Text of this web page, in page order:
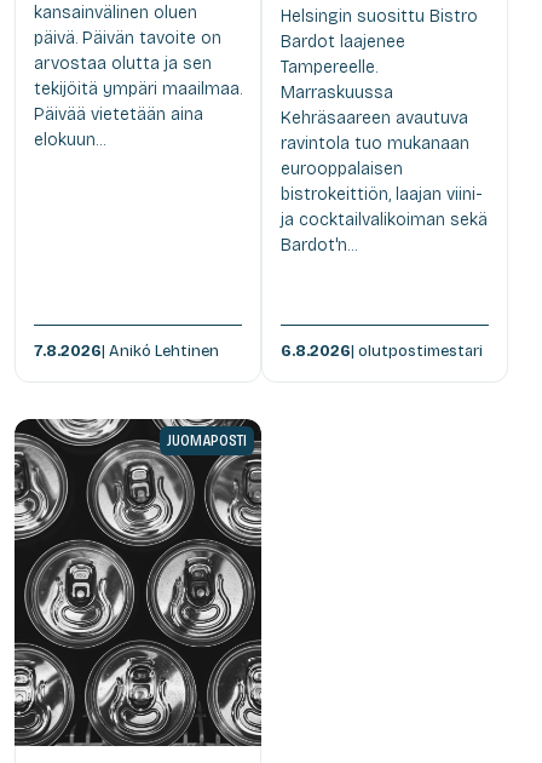
kansainvälinen oluen
päivä. Päivän tavoite on
arvostaa olutta ja sen
tekijöitä ympäri maailmaa.
Päivää vietetään aina
elokuun...
7.8.2026| Anikó Lehtinen
Helsingin suosittu Bistro
Bardot laajenee
Tampereelle.
Marraskuussa
Kehräsaareen avautuva
ravintola tuo mukanaan
eurooppalaisen
bistrokeittiön, laajan viini-
ja cocktailvalikoiman sekä
Bardot'n...
6.8.2026| olutpostimestari
JUOMAPOSTI